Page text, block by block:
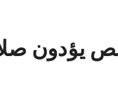
شخص يؤدون